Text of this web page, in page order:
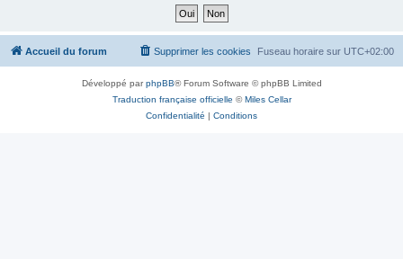
Accueil du forum Fuseau horaire sur UTC+02:00
Supprimer les cookies
Développé parphpBB® Forum Software © phpBB Limited
Traduction française officielle ©Miles Cellar
Confidentialité | Conditions